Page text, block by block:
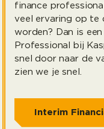
finance
veel ervaring op te
worden? Dan is
Professional bij
snel door naar de
zien we je snel.
Interim